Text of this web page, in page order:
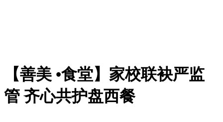
【善美 •食堂】家校联袂严监
管 齐心共护盘西餐